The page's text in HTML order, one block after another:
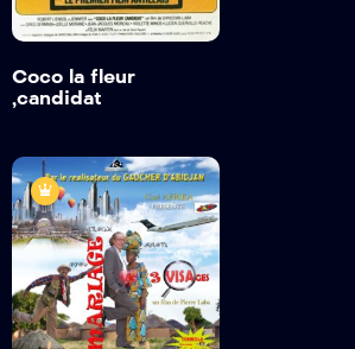
Coco la fleur
,candidat
Mariage a 3
visages
2010 1 hr 25 mins